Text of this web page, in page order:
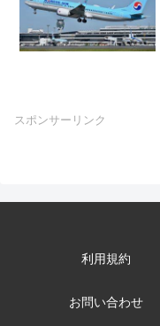
スポンサーリンク
利用規約
お問い合わせ